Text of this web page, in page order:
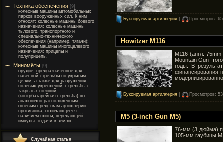
Техника обеспечения [9]
колесные машины автомобильных
парков вооруженных сил. К ним
относят: колесные машины боевого
назначения; колесные машины
тылового, транспортного и
специально-технического
обеспечения (например, тягачи);
колесные машины многоцелевого
назначения; прицепы и
полуприцепы.
Миномёты [9]
орудие, предназначенное для
навесной стрельбы по укрытым
целям, а также для разрушения
полевых укреплений, стрельбы с
закрытых позиций
(контрбатарейная стрельба) по
аналогично расположенным
огневым средствам артиллерии
противника, отличающееся
наличием плиты, передающей
импульс отдачи в землю.
Случайная статья
Буксируемая артиллерия Просмотров:
Howitzer M116
M116 (англ.
Mountain Gun
годы. В
финансирования
Буксируемая артиллерия Просмотров:
M5 (3-inch Gun M5)
76-мм (3 дюйма)
105-мм гаубицы